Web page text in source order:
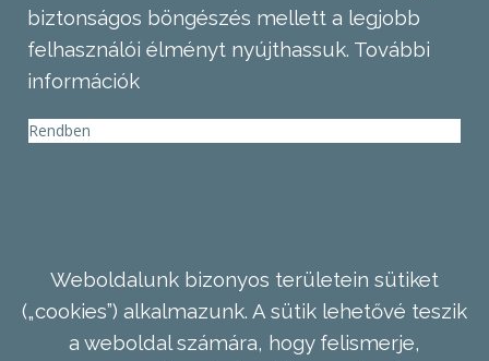
biztonságos böngészés mellett a legjobb
felhasználói élményt nyújthassuk. További
információk
Rendben
Weboldalunk bizonyos területein sütiket
(„cookies”) alkalmazunk. A sütik lehetővé teszik
a weboldal számára, hogy felismerje,